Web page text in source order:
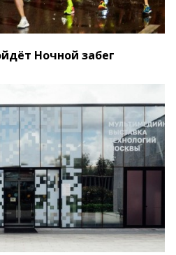
Ночной забег